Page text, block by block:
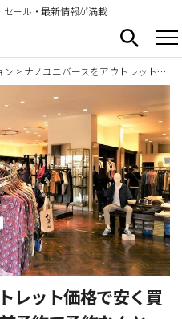
ール・最新情報が満載
ン > ナノユニバースをアウトレット価格で安く買う方法は？春物も販売前予約で予約なんと10％OFF！
レット価格で安く買